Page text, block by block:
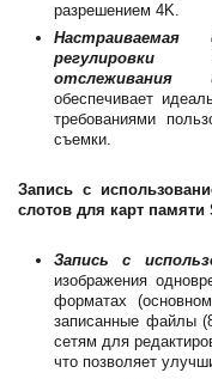
разрешением 4K.
регулировки
отслеживания
обеспечивает
требованиями
съемки.
Запись с
слотов для карт памяти
Запись с
изображения
форматах
записанные файлы
сетям для
что позволяет